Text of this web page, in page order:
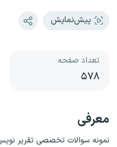
پیش‌نمایش
تعداد صفحه
۵۷۸
معرفی
نمونه سوالات تخصصی تقریر